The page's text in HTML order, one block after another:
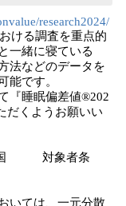
research2024/
ける調査を重点的
一緒に寝ている
法などのデータを
能です。
『睡眠偏差値®202
だくようお願いい
国 対象者条
いては、一元分散